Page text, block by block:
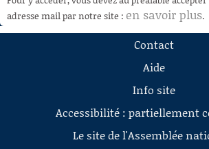
AIDE À LA DÉCOUPE
DE VIDÉOS
adresse mail par notre site : en savoir plus.
Contact
Aide
Info site
Accessibilité : partiellement
Le site de l'Assemblée